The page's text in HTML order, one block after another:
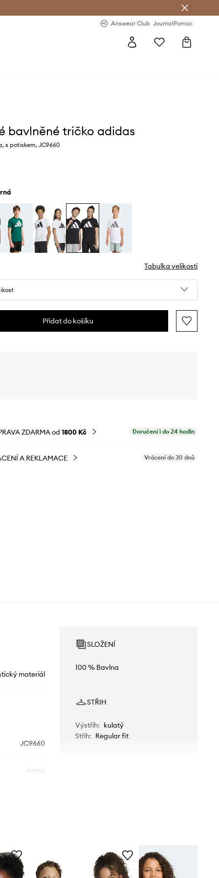
Answear Club JournalPomoc
bavlněné tričko adidas
s potiskem, JC9660
Tabulka velikosti
Přidat do košíku
ZDARMA od 1800 Kč Doručení i do 24 hodin
A REKLAMACE Vrácení do 30 dnů
materiál
JC9660
černá
SLOŽENÍ
100 % Bavlna
STŘIH
Výstřih: kulatý
Střih: Regular fit